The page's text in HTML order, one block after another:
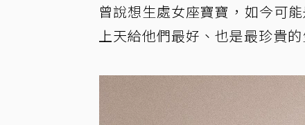
曾說想生處女座寶寶，如今可
上天給他們最好、也是最珍貴的